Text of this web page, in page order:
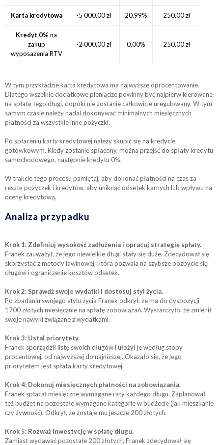
Karta kredytowa -5 000,00 zł 20,99% 250,00 zł
Kredyt 0% na
zakup
wyposażenia RTV
-2 000,00 zł 0,00% 250,00 zł
W tym przykładzie karta kredytowa ma najwyższe oprocentowanie.
Dlatego wszelkie dodatkowe pieniądze powinny być najpierw kierowane
na spłatę tego długi, dopóki nie zostanie całkowicie uregulowany. W tym
samym czasie należy nadal dokonywać minimalnych miesięcznych
płatności za wszystkie inne pożyczki.
Po spłaceniu karty kredytowej należy skupić się na kredycie
gotówkowym. Kiedy zostanie spłacony, można przejść do spłaty kredytu
samochodowego, następnie kredytu 0%.
W trakcie tego procesu pamiętaj, aby dokonać płatności na czas za
resztę pożyczek i kredytów, aby uniknąć odsetek karnych lub wpływu na
ocenę kredytową.
Analiza przypadku
Krok 1: Zdefiniuj wysokość zadłużenia i opracuj strategię spłaty.
Franek zauważył, że jego niewielkie długi stały się duże. Zdecydował się
skorzystać z metody lawinowej, która pozwala na szybsze pozbycie się
długów i ograniczenie kosztów odsetek.
Krok 2: Sprawdź swoje wydatki i dostosuj styl życia.
Po zbadaniu swojego stylu życia Franek odkrył, że ma do dyspozycji
1700 złotych miesięcznie na spłatę zobowiązań. Wystarczyło, że zmienił
swoje nawyki związane z wydatkami.
Krok 3: Ustal priorytety.
Franek sporządził listę swoich długów i ułożył je według stopy
procentowej, od najwyższej do najniższej. Okazało się, że jego
priorytetem jest spłata karty kredytowej.
Krok 4: Dokonuj miesięcznych płatności na zobowiązania.
Franek spłacał miesięczne wymagane raty każdego długu. Zaplanował
też budżet na pozostałe wymagane kategorie w budżecie (jak mieszkanie
czy żywność). Odkrył, że zostaje mu jeszcze 200 złotych.
Krok 5: Rozważ inwestycję w spłatę długu.
Zamiast wydawać pozostałe 200 złotych, Franek zdecydował się